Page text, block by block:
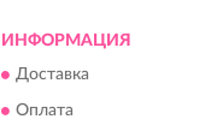
ИНФОРМАЦИЯ
Доставка
Оплата